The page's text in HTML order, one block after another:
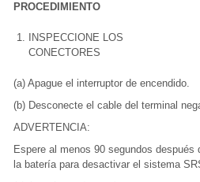
PROCEDIMIENTO
1.
INSPECCIONE LOS
CONECTORES
(a) Apague el interruptor de encendido.
(b) Desconecte el cable del terminal
ADVERTENCIA:
Espere al menos 90 segundos
la batería para desactivar el sistema